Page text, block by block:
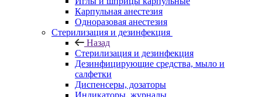
Карпульная анестезия
Одноразовая анестезия
Стерилизация и дезинфекция
Назад
Стерилизация и дезинфекция
Дезинфицирующие средства, мыло и
салфетки
Диспенсеры, дозаторы
Индикаторы, журналы